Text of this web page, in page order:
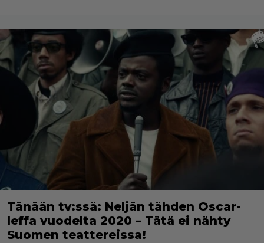
Tänään tv:ssä: Neljän tähden Oscar-
leffa vuodelta 2020 – Tätä ei nähty
Suomen teattereissa!